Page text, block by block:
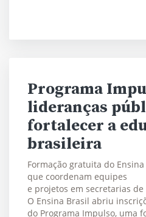
Programa
lideranças
fortalecer a
brasileira
Formação gratuita do
que coordenam equipes
e projetos em secretarias de
O Ensina Brasil abriu
do Programa Impulso, uma